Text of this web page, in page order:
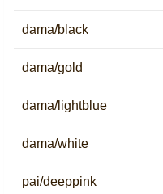
dama/black
dama/gold
dama/lightblue
dama/white
pai/deeppink